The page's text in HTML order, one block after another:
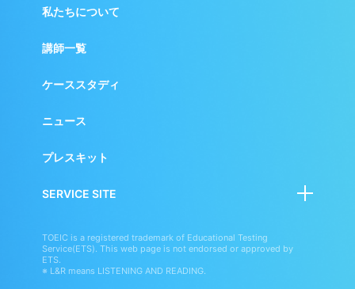
SITE
学校・自治体向けサービス
小・中・高校生向けサービス
私たちについて
講師一覧
ケーススタディ
ニュース
プレスキット
SERVICE SITE
スタディサプリENGLISH
TOEIC is a registered trademark of Educational Testing
Service(ETS). This web page is not endorsed or approved by
ETS.
※ L&R means LISTENING AND READING.